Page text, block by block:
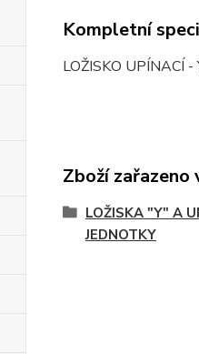
Kompletní
LOŽISKO UPÍNACÍ -
Zboží zařazeno
LOŽISKA "Y" A
JEDNOTKY